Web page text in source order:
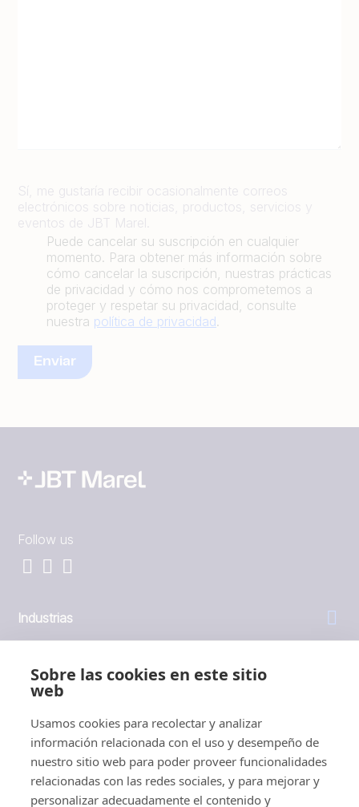
Sobre las cookies en este sitio
web
Usamos cookies para recolectar y analizar
información relacionada con el uso y desempeño de
nuestro sitio web para poder proveer funcionalidades
relacionadas con las redes sociales, y para mejorar y
personalizar adecuadamente el contenido y
Sí, me gustaría recibir ocasionalmente correos
electrónicos sobre noticias, productos, servicios y
eventos de JBT Marel.
Puede cancelar su suscripción en cualquier
momento. Para obtener más información sobre
cómo cancelar la suscripción, nuestras prácticas
de privacidad y cómo nos comprometemos a
proteger y respetar su privacidad, consulte
nuestra política de privacidad.
Follow us
Industrias
Inversores